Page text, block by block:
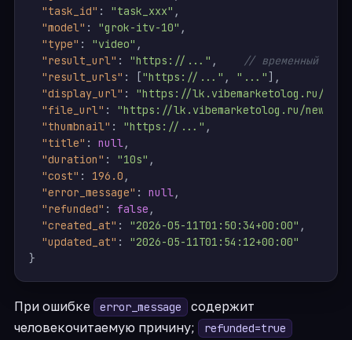
"task_id" : "task_xxx" ,
"model" : "grok-itv-10" ,
"type" : "video" ,
"result_url" : "https://..." ,
// временный URL
"result_urls" : "https://..." , "..."
,
"display_url" :
"https://lk.vibemarketolog.ru/files/
"file_url" :
"https://lk.vibemarketolog.ru/
"thumbnail" : "https://..." ,
"title" : null,
"duration" : "10s" ,
"cost" : 196.0 ,
"error_message" : null,
"refunded" : false ,
"created_at" : "2026-05-11T01:50:34+00:00" ,
"updated_at" :
"2026-05-11T01:54:12+00:00"
}
При ошибке error_message
содержит
человекочитаемую причину;
refunded=true